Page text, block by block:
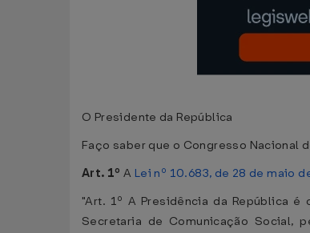
O Presidente da República
Faço saber que o Congresso Nacional
Art. 1ºA Lei nº 10.683, de 28 de maio
"Art. 1º A Presidência da República
Secretaria de Comunicação Social,